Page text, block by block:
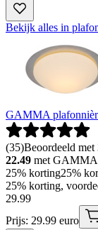
Bekijk alles in
GAMMA
(35)Beoordeeld
22.49 met GAMMA
25% korting25%
25% korting,
29.99
Prijs: 29.99 euro